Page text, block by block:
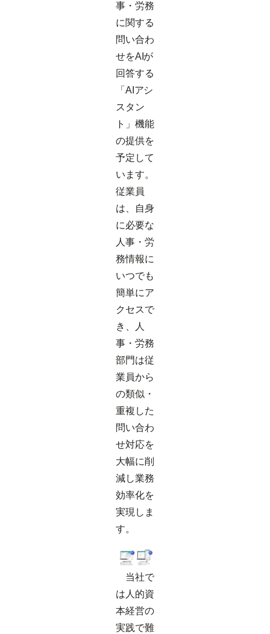
事・労務
に関する
問い合わ
せをAIが
回答する
「AIアシ
スタン
ト」機能
の提供を
予定して
います。
従業員
は、自身
に必要な
人事・労
務情報に
いつでも
簡単にア
クセスで
き、人
事・労務
部門は従
業員から
の類似・
重複した
問い合わ
せ対応を
大幅に削
減し業務
効率化を
実現しま
す。
当社で
は人的資
本経営の
実践で難